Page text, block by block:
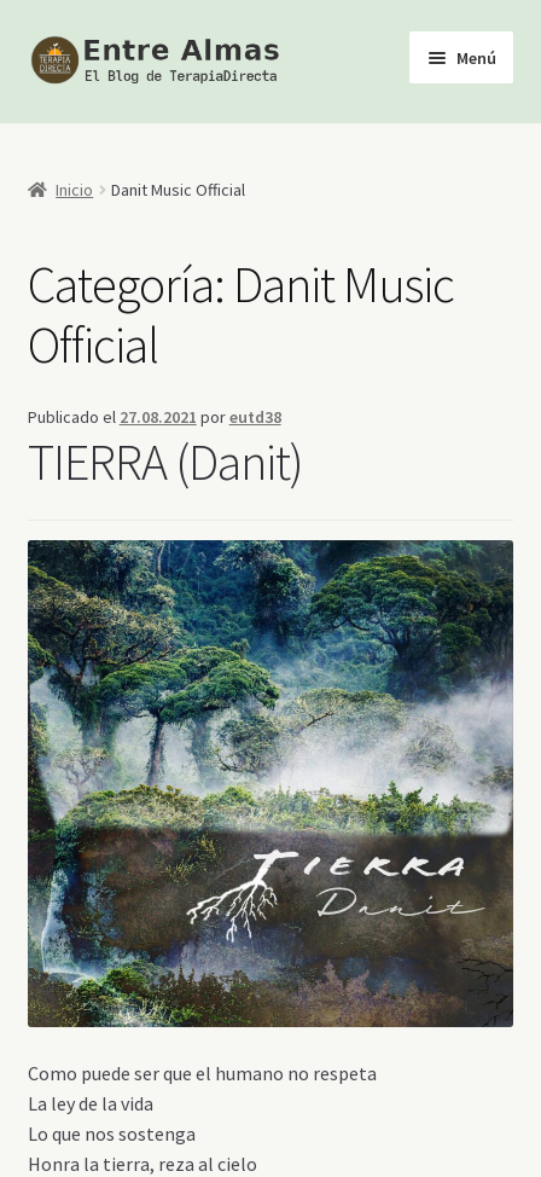
Ir
a
Ir
al
Menú
Inicio
TerapiaDirecta
Biblioteca Esotérica
Youtube
Inicio Danit Music Official
Categoría: Danit Music
Official
Publicado el 27.08.2021 poreutd38
TIERRA (Danit)
Como puede ser que el humano no respeta
La ley de la vida
Lo que nos sostenga
Honra la tierra, reza al cielo